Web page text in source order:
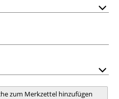
zum Merkzettel hinzufügen